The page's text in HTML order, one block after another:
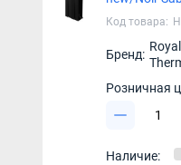
Код товара:
Бренд:
Royal
Розничная
Наличие: